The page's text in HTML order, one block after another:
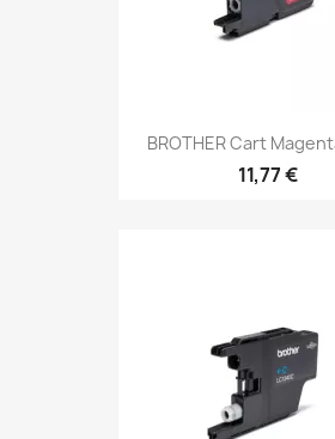
BROTHER Cart
11,77 €